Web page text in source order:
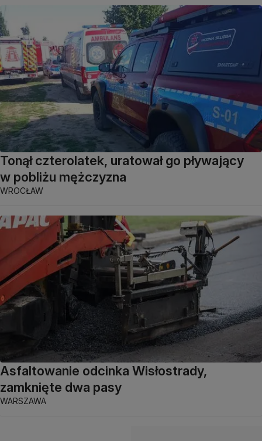
Tonął czterolatek, uratował go pływający
w pobliżu mężczyzna
WROCŁAW
Asfaltowanie odcinka Wisłostrady,
zamknięte dwa pasy
WARSZAWA